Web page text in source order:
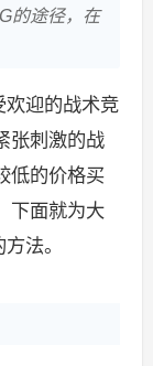
的途径，在
欢迎的战术竞
张刺激的战
低的价格买
下面就为大
法。